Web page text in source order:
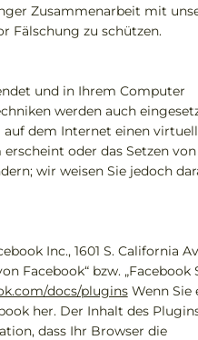
Zusammenarbeit mit
Fälschung zu schützen.
und in Ihrem Computer
werden auch
dem Internet einen
oder das Setzen
wir weisen Sie jedoch
Inc., 1601 S. California
Facebook“ bzw. „Facebook
docs/pluginsWenn Sie
her. Der Inhalt des
dass Ihr Browser die